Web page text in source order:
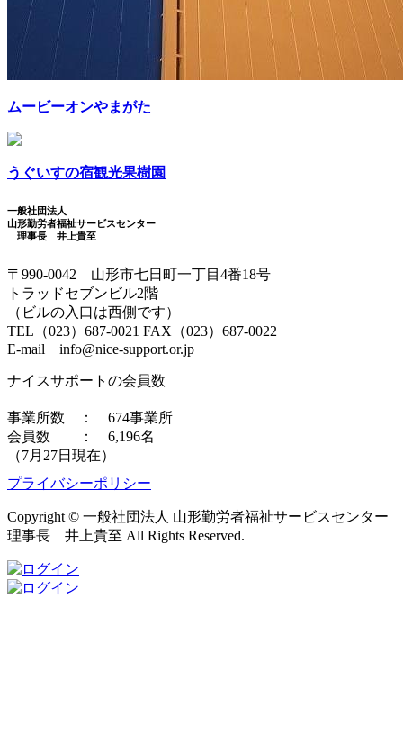
ムービーオンやまがた
うぐいすの宿観光果樹園
一般社団法人
山形勤労者福祉サービスセンター
理事長 井上貴至
〒990-0042 山形市七日町一丁目4番18号
トラッドセブンビル2階
（ビルの入口は西側です）
TEL（023）687-0021 FAX（023）687-0022
E-mail info@nice-support.or.jp
ナイスサポートの会員数
事業所数 ： 674事業所
会員数 ： 6,196名
（7月27日現在）
プライバシーポリシー
Copyright © 一般社団法人 山形勤労者福祉サービスセンター
理事長 井上貴至 All Rights Reserved.